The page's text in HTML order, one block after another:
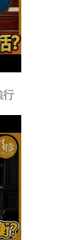
行